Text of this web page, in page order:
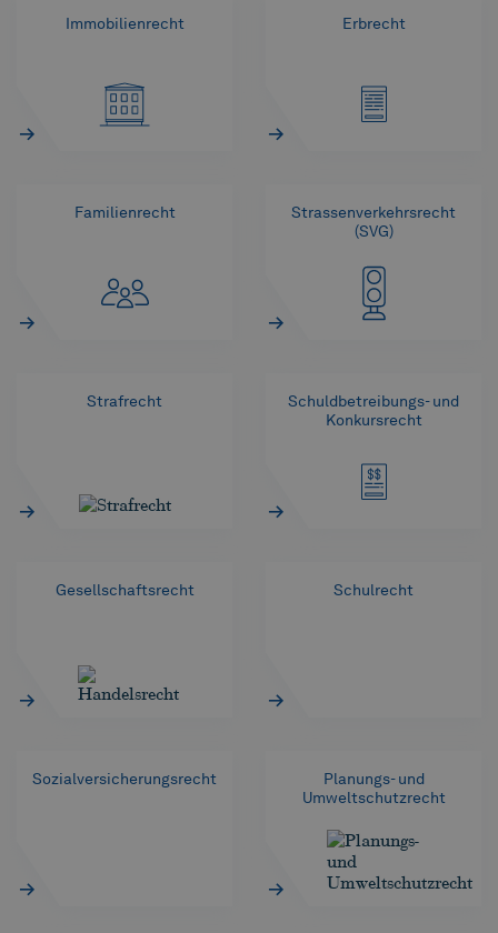
Immobilienrecht Erbrecht
Familienrecht
Strassenverkehrsrecht
(SVG)
Strafrecht
Schuldbetreibungs- und
Konkursrecht
Gesellschaftsrecht Schulrecht
Sozialversicherungsrecht
Planungs- und
Umweltschutzrecht